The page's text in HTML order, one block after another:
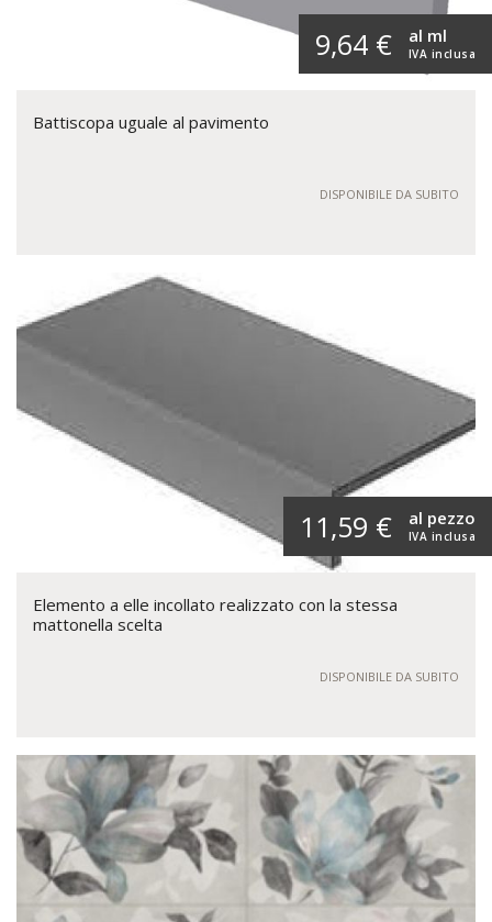
9,64 € IVA inclusa
al ml
Battiscopa uguale al pavimento
DISPONIBILE DA SUBITO
11,59 € IVA inclusa
al pezzo
Elemento a elle incollato realizzato con la stessa
mattonella scelta
DISPONIBILE DA SUBITO